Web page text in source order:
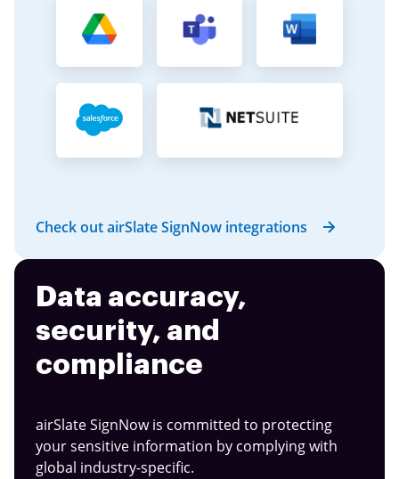
Check out airSlate SignNow integrations
Data accuracy,
security, and
compliance
airSlate SignNow is committed to protecting
your sensitive information by complying with
global industry-specific.